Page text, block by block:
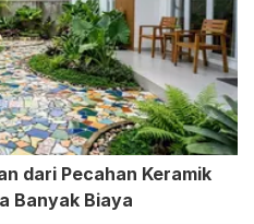
dari Pecahan Keramik
Banyak Biaya